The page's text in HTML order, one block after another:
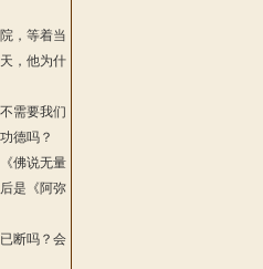
，等着当
，他为什
需要我们
德吗？
佛说无量
是《阿弥
断吗？会